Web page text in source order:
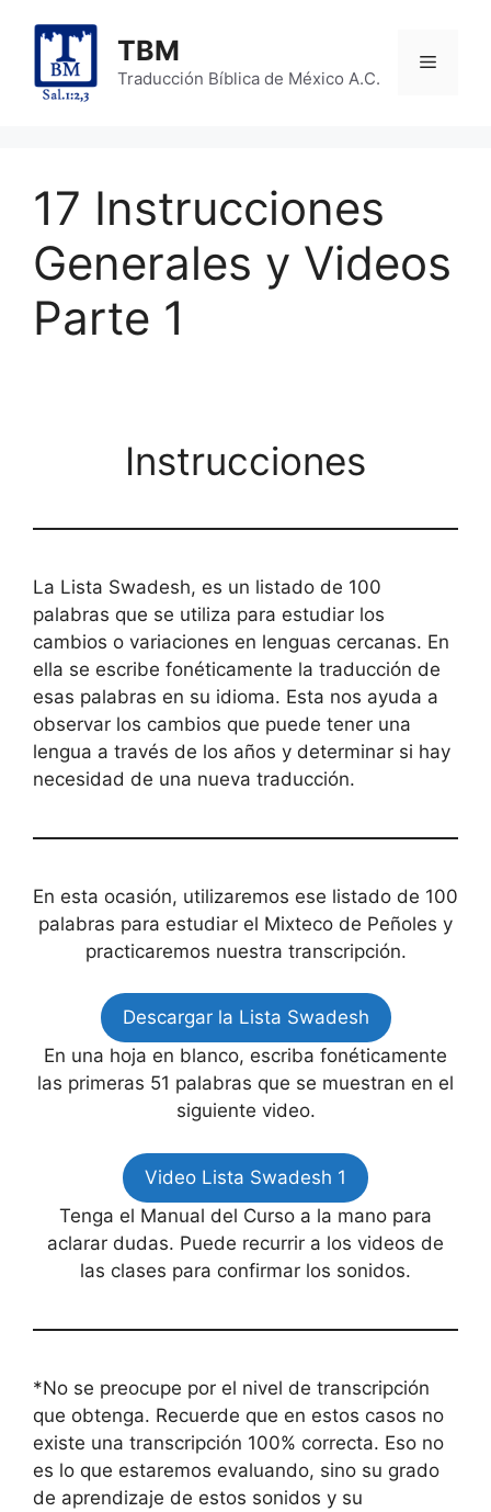
content
TBM
Traducción Bíblica de México A.C.
Menu
17 Instrucciones
Generales y Videos
Parte 1
Instrucciones
La Lista Swadesh, es un listado de 100
palabras que se utiliza para estudiar los
cambios o variaciones en lenguas cercanas. En
ella se escribe fonéticamente la traducción de
esas palabras en su idioma. Esta nos ayuda a
observar los cambios que puede tener una
lengua a través de los años y determinar si hay
necesidad de una nueva traducción.
En esta ocasión, utilizaremos ese listado de 100
palabras para estudiar el Mixteco de Peñoles y
practicaremos nuestra transcripción.
Descargar la Lista Swadesh
En una hoja en blanco, escriba fonéticamente
las primeras 51 palabras que se muestran en el
siguiente video.
Video Lista Swadesh 1
Tenga el Manual del Curso a la mano para
aclarar dudas. Puede recurrir a los videos de
las clases para confirmar los sonidos.
*No se preocupe por el nivel de transcripción
que obtenga. Recuerde que en estos casos no
existe una transcripción 100% correcta. Eso no
es lo que estaremos evaluando, sino su grado
de aprendizaje de estos sonidos y su